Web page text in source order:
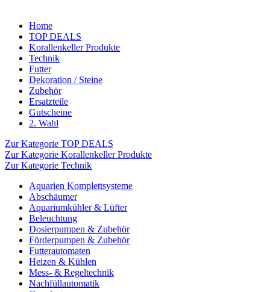
Home
TOP DEALS
Korallenkeller Produkte
Technik
Futter
Dekoration / Steine
Zubehör
Ersatzteile
Gutscheine
2. Wahl
Zur Kategorie TOP DEALS
Zur Kategorie Korallenkeller Produkte
Zur Kategorie Technik
Aquarien Komplettsysteme
Abschäumer
Aquariumkühler & Lüfter
Beleuchtung
Dosierpumpen & Zubehör
Förderpumpen & Zubehör
Futterautomaten
Heizen & Kühlen
Mess- & Regeltechnik
Nachfüllautomatik